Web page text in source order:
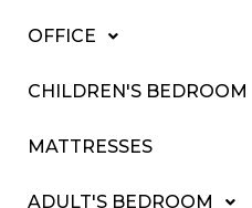
OFFICE
CHILDREN'S BEDROOM
MATTRESSES
ADULT'S BEDROOM